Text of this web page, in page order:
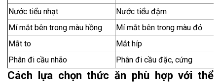
Nước tiểu nhạt
Nước tiểu đậm
Mí mắt bên trong màu hồng
Mí mắt bên trong màu đỏ
Mắt to
Mắt híp
Phân đi cầu nhão
Phân đi cầu đặc, cứng
Cách lựa chọn thức ăn phù hợp với thể